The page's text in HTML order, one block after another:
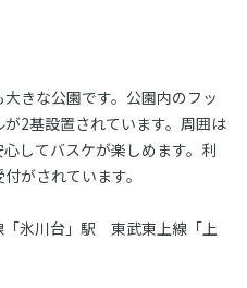
きな公園です。公園内のフッ
2基設置されています。周囲は
してバスケが楽しめます。利
がされています。
氷川台」駅 東武東上線「上